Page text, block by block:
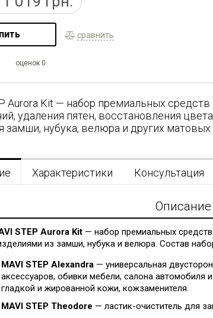
сравнить
оценок 0
Aurora Kit — набор премиальных
удаления пятен, восстановления
замши, нубука, велюра и других матовых
Характеристики Консультация
Описание
STEP Aurora Kit — набор премиальных
из замши, нубука и велюра. Состав
MAVI STEP Alexandra — универсальная
аксессуаров, обивки мебели, салона автомобиля
гладкой и жированной кожи, кожзаменителя.
MAVI STEP Theodore — ластик-очиститель для